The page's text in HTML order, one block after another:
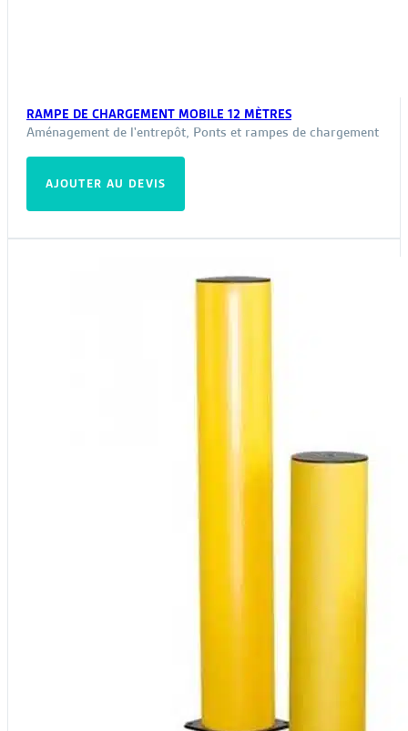
RAMPE DE CHARGEMENT MOBILE 12 MÈTRES
Aménagement de l'entrepôt, Ponts et rampes de chargement
AJOUTER AU DEVIS